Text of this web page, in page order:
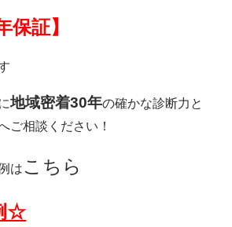
保証】
地域密着30年の確かな診断力と
ご相談ください！
は こちら
☆